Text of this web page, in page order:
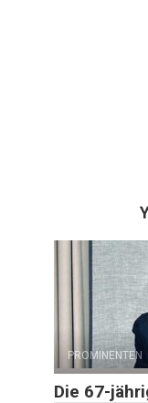
PROMINENTEN
Die 67-